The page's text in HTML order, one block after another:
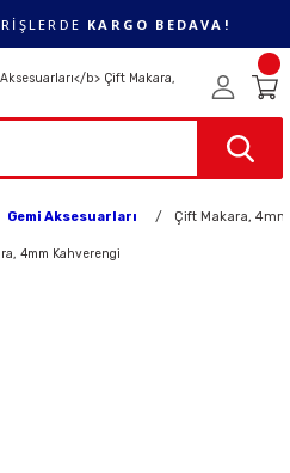
KARGO BEDAVA!
Gemi Aksesuarları Çift Makara,